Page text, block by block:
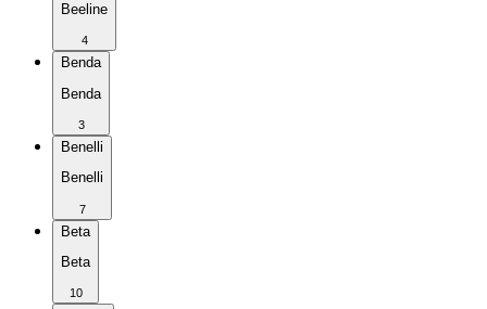
Beeline
4
Benda
Benda
3
Benelli
Benelli
7
Beta
Beta
10